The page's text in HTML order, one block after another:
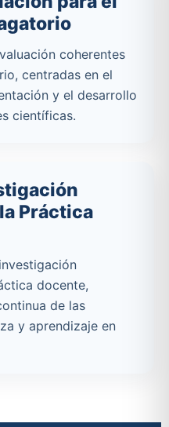
coherentes
centradas en el
y el desarrollo
científicas.
Práctica
docente,
de las
y aprendizaje en